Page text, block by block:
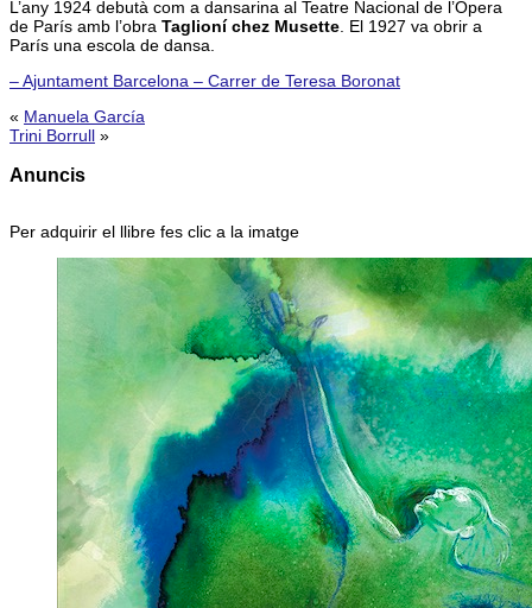
L’any 1924 debutà com a dansarina al Teatre Nacional de l’Òpera
de París amb l’obra Taglioní chez Musette . El 1927 va obrir a
París una escola de dansa.
– Ajuntament Barcelona – Carrer de Teresa Boronat
« Manuela García
Trini Borrull »
Anuncis
Per adquirir el llibre fes clic a la imatge